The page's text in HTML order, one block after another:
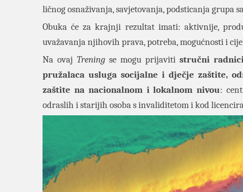
ličnog osnaživanja, savjetovanja, podsticanja grupa
Obuka će za krajnji rezultat imati: aktivnije,
uvažavanja njihovih prava, potreba, mogućnosti i
Na ovaj Treningse mogu prijaviti stručni
pružalaca usluga socijalne i dječje zaštite,
zaštite na nacionalnom i lokalnom nivou:
odraslih i starijih osoba s invaliditetom i kod